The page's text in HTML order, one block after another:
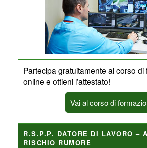
Partecipa gratuitamente al corso di
online e ottieni l’attestato!
Vai al corso di
R.S.P.P. DATORE DI LAVORO –
RISCHIO RUMORE